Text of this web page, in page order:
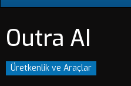
Outra AI
Üretkenlik ve Araçlar